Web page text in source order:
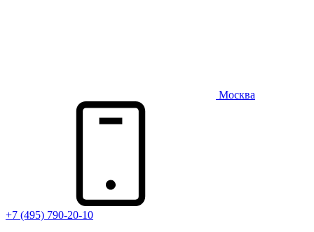
Москва
+7 (495) 790-20-10